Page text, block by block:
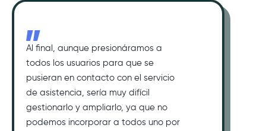
Al final, aunque presionáramos a
todos los usuarios para que se
pusieran en contacto con el servicio
de asistencia, sería muy difícil
gestionarlo y ampliarlo, ya que no
podemos incorporar a todos uno por